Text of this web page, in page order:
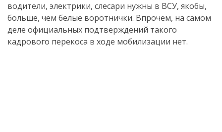
водители, электрики, слесари нужны в ВСУ, якобы,
больше, чем белые воротнички. Впрочем, на самом
деле официальных подтверждений такого
кадрового перекоса в ходе мобилизации нет.